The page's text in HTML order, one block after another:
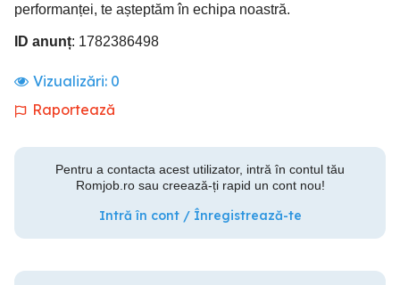
performanței, te așteptăm în echipa noastră.
ID anunț: 1782386498
Vizualizări: 0
Raportează
Pentru a contacta acest utilizator, intră în contul tău
Romjob.ro sau creează-ți rapid un cont nou!
Intră în cont / Înregistrează-te